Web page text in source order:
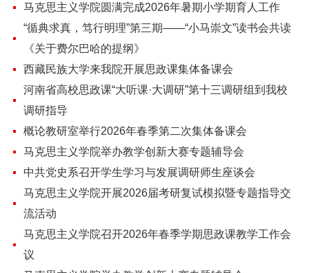
马克思主义学院圆满完成2026年暑期小学期育人工作
“循典求真，笃行明理”第三期——“小马崇文”读书会共读
《关于费尔巴哈的提纲》
西藏民族大学来我院开展思政课集体备课会
河南省高校思政课“大听课·大调研”第十三调研组到我校
调研指导
概论教研室举行2026年春季第二次集体备课会
马克思主义学院举办教学创新大赛专题辅导会
中共党史系召开学生学习与发展调研师生座谈会
马克思主义学院开展2026届考研复试模拟暨专题指导交
流活动
马克思主义学院召开2026年春季学期思政课教学工作会
议